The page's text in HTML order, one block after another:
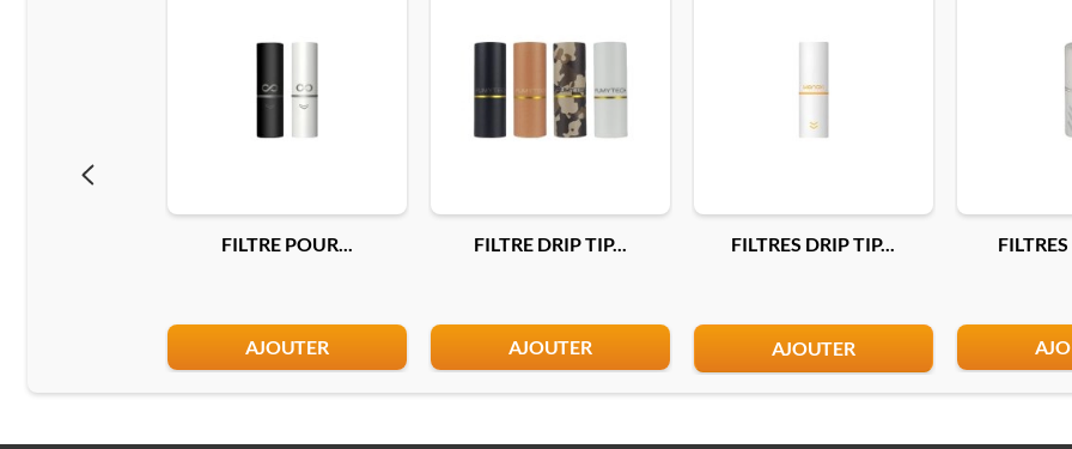
FILTRE POUR...
AJOUTER
FILTRE DRIP TIP...
AJOUTER
FILTRES DRIP TIP...
AJOUTER